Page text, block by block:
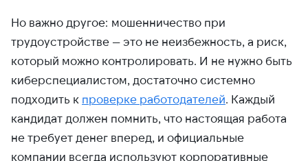
Но важно другое: мошенничество при
трудоустройстве — это не неизбежность, а риск,
который можно контролировать. И не нужно быть
киберспециалистом, достаточно системно
подходить к проверке работодателей. Каждый
кандидат должен помнить, что настоящая работа
не требует денег вперед, и официальные
компании всегда используют корпоративные